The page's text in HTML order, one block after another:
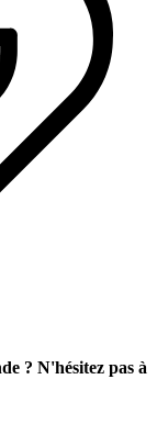
? N'hésitez pas à